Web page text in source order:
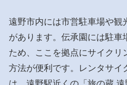
遠野市内には市営駐車場や観
があります。伝承園には駐車
ため、ここを拠点にサイクリ
方法が便利です。レンタサイ